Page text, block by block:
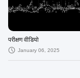
परीक्षण वीडियो
January 06, 2025